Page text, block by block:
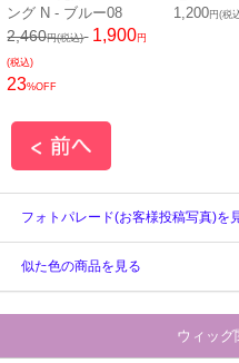
ング N - ブルー08
2,460円(税込) 1,900円
(税込)
23%OFF
1,200円(税
フォトパレード(お客様投稿写真)を
似た色の商品を見る
ウィッグ